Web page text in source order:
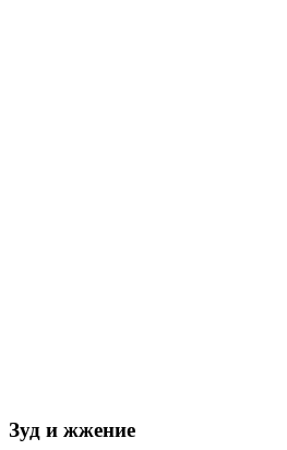
Зуд и жжение